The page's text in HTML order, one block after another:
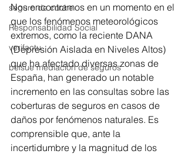
seguro de coche
Responsabilidad Social
verifactu
belsue mediacion de seguros
Nos encontramos en un momento en el
que los fenómenos meteorológicos
extremos, como la reciente DANA
(Depresión Aislada en Niveles Altos)
que ha afectado diversas zonas de
España, han generado un notable
incremento en las consultas sobre las
coberturas de seguros en casos de
daños por fenómenos naturales. Es
comprensible que, ante la
incertidumbre y la magnitud de los